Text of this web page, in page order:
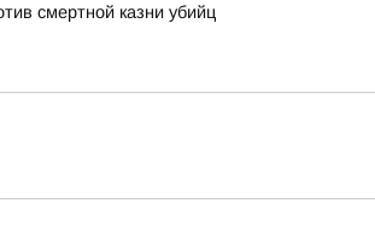
смертной казни убийц